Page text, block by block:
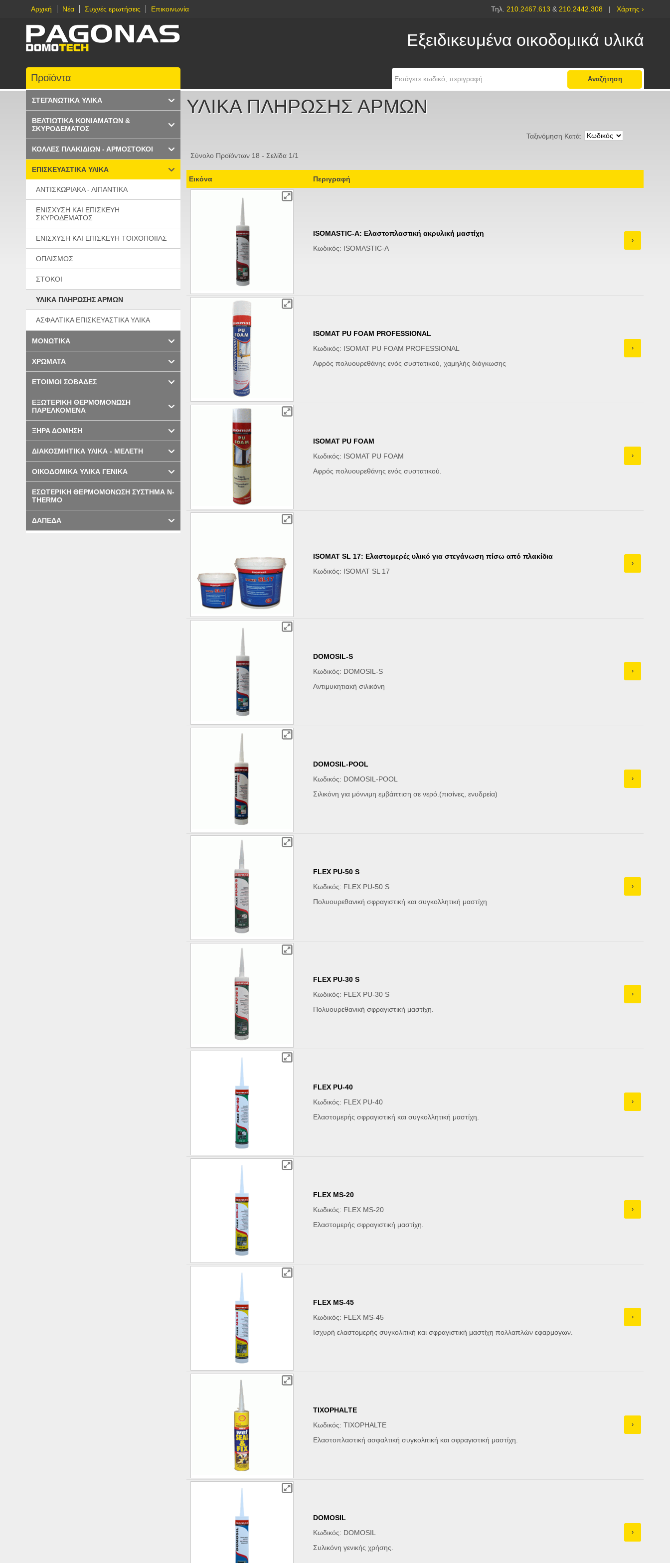
Αρχική Νέα Συχνές ερωτήσεις Επικοινωνία Τηλ. 210.2467.613 & 210.2442.308 | Χάρτης ›
Εξειδικευμένα οικοδομικά υλικά
Αναζήτηση
ΥΛΙΚΑ ΠΛΗΡΩΣΗΣ ΑΡΜΩΝ
Ταξινόμηση Κατά:
Σύνολο Προϊόντων 18 - Σελίδα 1/1
Εικόνα Περιγραφή
ISOMASTIC-A: Ελαστοπλαστική ακρυλική μαστίχη
Κωδικός: ISOMASTIC-A
›
ISOMAT PU FOAM PROFESSIONAL
Κωδικός: ISOMAT PU FOAM PROFESSIONAL
Αφρός πολυουρεθάνης ενός συστατικού, χαμηλής διόγκωσης
›
ISOMAT PU FOAM
Κωδικός: ISOMAT PU FOAM
Αφρός πολυουρεθάνης ενός συστατικού.
›
ISOMAT SL 17: Ελαστομερές υλικό για στεγάνωση πίσω από πλακίδια
Κωδικός: ISOMAT SL 17
›
DOMOSIL-S
Κωδικός: DOMOSIL-S
Αντιμυκητιακή σιλικόνη
›
DOMOSIL-POOL
Κωδικός: DOMOSIL-POOL
Σιλικόνη για μόννιμη εμβάπτιση σε νερό.(πισίνες, ενυδρεία)
›
FLEX PU-50 S
Κωδικός: FLEX PU-50 S
Πολυουρεθανική σφραγιστική και συγκολλητική μαστίχη
›
FLEX PU-30 S
Κωδικός: FLEX PU-30 S
Πολυουρεθανική σφραγιστική μαστίχη.
›
FLEX PU-40
Κωδικός: FLEX PU-40
Ελαστομερής σφραγιστική και συγκολλητική μαστίχη.
›
FLEX MS-20
Κωδικός: FLEX MS-20
Ελαστομερής σφραγιστική μαστίχη.
›
FLEX MS-45
Κωδικός: FLEX MS-45
Ισχυρή ελαστομερής συγκολιτική και σφραγιστική μαστίχη πολλαπλών εφαρμογων.
›
TIXOPHALTE
Κωδικός: TIXOPHALTE
Ελαστοπλαστική ασφαλτική συγκολιτική και σφραγιστική μαστίχη.
›
DOMOSIL
Κωδικός: DOMOSIL
Συλικόνη γενικής χρήσης.
›
Προϊόντα
ΣΤΕΓΑΝΩΤΙΚΑ ΥΛΙΚΑ
ΒΕΛΤΙΩΤΙΚΑ ΚΟΝΙΑΜΑΤΩΝ &
ΣΚΥΡΟΔΕΜΑΤΟΣ
ΚΟΛΛΕΣ ΠΛΑΚΙΔΙΩΝ - ΑΡΜΟΣΤΟΚΟΙ
ΕΠΙΣΚΕΥΑΣΤΙΚΑ ΥΛΙΚΑ
ΑΝΤΙΣΚΩΡΙΑΚΑ - ΛΙΠΑΝΤΙΚΑ
ΕΝΙΣΧΥΣΗ ΚΑΙ ΕΠΙΣΚΕΥΗ
ΣΚΥΡΟΔΕΜΑΤΟΣ
ΕΝΙΣΧΥΣΗ ΚΑΙ ΕΠΙΣΚΕΥΗ ΤΟΙΧΟΠΟΙΙΑΣ
ΟΠΛΙΣΜΟΣ
ΣΤΟΚΟΙ
ΥΛΙΚΑ ΠΛΗΡΩΣΗΣ ΑΡΜΩΝ
ΑΣΦΑΛΤΙΚΑ ΕΠΙΣΚΕΥΑΣΤΙΚΑ ΥΛΙΚΑ
ΜΟΝΩΤΙΚΑ
ΧΡΩΜΑΤΑ
ΕΤΟΙΜΟΙ ΣΟΒΑΔΕΣ
ΕΞΩΤΕΡΙΚΗ ΘΕΡΜΟΜΟΝΩΣΗ
ΠΑΡΕΛΚΟΜΕΝΑ
ΞΗΡΑ ΔΟΜΗΣΗ
ΔΙΑΚΟΣΜΗΤΙΚΑ ΥΛΙΚΑ - ΜΕΛΕΤΗ
ΟΙΚΟΔΟΜΙΚΑ ΥΛΙΚΑ ΓΕΝΙΚΑ
ΕΣΩΤΕΡΙΚΗ ΘΕΡΜΟΜΟΝΩΣΗ ΣΥΣΤΗΜΑ N-
THERMO
ΔΑΠΕΔΑ